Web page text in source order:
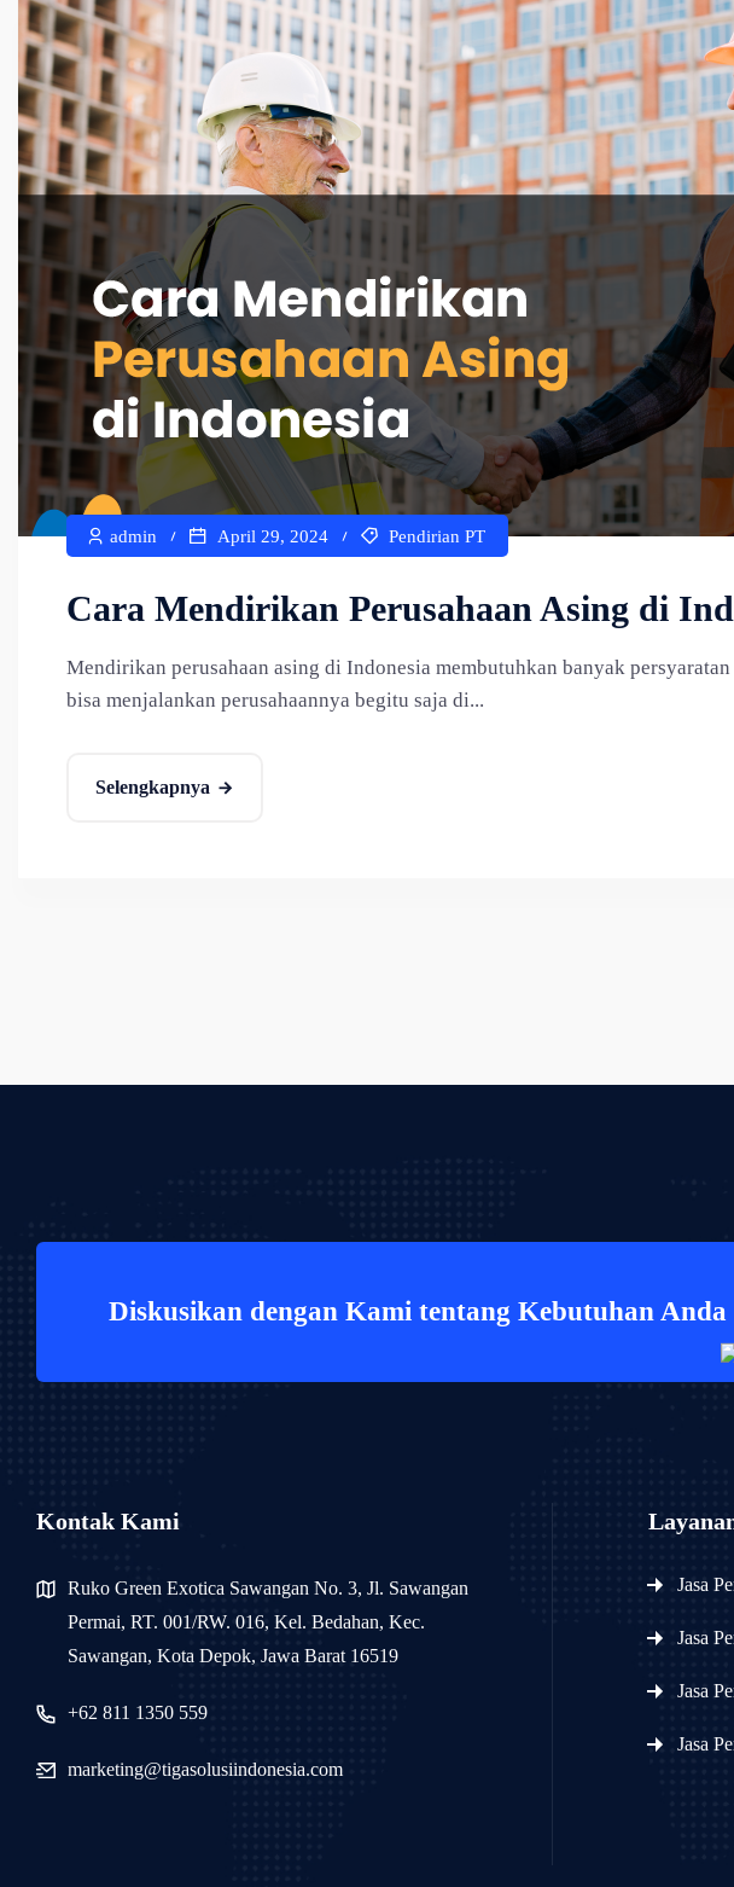
admin April 29, 2024 Pendirian PT
Cara Mendirikan Perusahaan Asing di
Mendirikan perusahaan asing di Indonesia membutuhkan banyak
bisa menjalankan perusahaannya begitu saja di...
Selengkapnya
Diskusikan dengan Kami tentang Kebutuhan Anda
Kontak Kami
Ruko Green Exotica Sawangan No. 3, Jl. Sawangan
Permai, RT. 001/RW. 016, Kel. Bedahan, Kec.
Sawangan, Kota Depok, Jawa Barat 16519
+62 811 1350 559
marketing@tigasolusiindonesia.com
Jasa
Jasa
Jasa
Jasa